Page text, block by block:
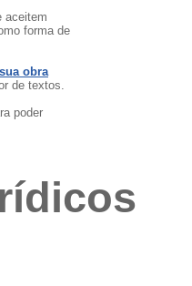
aceitem
forma de
obra
de textos.
poder